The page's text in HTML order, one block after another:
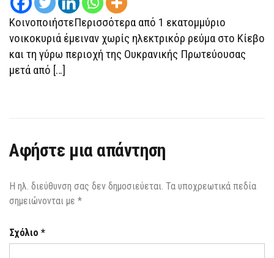
ΤΗΣ
ΟΥΚΡΑΝΊΑΣ
ΚοινοποιήστεΠερισσότερα από 1 εκατομμύριο
νοικοκυριά έμειναν χωρίς ηλεκτρικόρ ρεύμα στο Κίεβο
και τη γύρω περιοχή της Ουκρανικής Πρωτεύουσας
μετά από […]
Αφήστε μια απάντηση
Η ηλ. διεύθυνση σας δεν δημοσιεύεται. Τα υποχρεωτικά πεδία
σημειώνονται με *
Σχόλιο *